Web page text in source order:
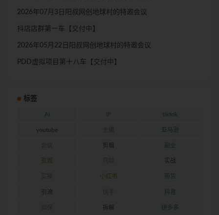
2026年07月3日阳叔网创地球村的特邀会议
抖店店群第一车【交付中】
2026年05月22日阳叔网创地球村的特邀会议
PDD虚拟项目第十八车【交付中】
标签
AI IP tiktok
youtube 亚马逊
剪辑 副业
变现 实战
小红书 带货
引流 抖音
拆解 拼多多